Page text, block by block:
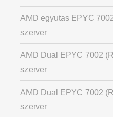
AMD egyutas EPYC
szerver
AMD Dual EPYC 7002
szerver
AMD Dual EPYC 7002
szerver